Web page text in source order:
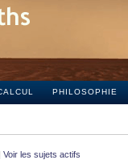
PHILOSOPHIE
Voir les sujets actifs